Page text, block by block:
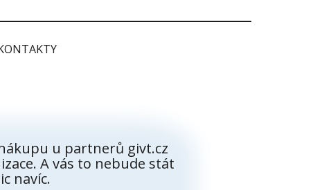
u partnerů givt.cz
A vás to nebude stát
navíc.